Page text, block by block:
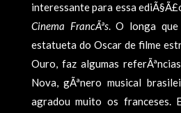
interessante para essa
Cinema FrancÃªs. O longa
estatueta do Oscar de filme
Ouro, faz algumas
Nova, gÃªnero musical
agradou muito os franceses.